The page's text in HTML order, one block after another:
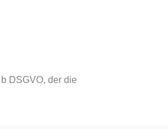
DSGVO, der die